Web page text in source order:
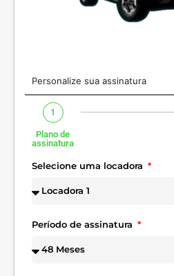
Personalize sua assinatura
1
Plano de
assinatura
Selecione uma locadora
Período de assinatura